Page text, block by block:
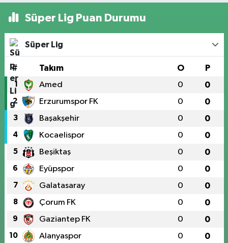
Süper Lig Puan Durumu
Süper Lig
# Takım O P
1 Amed 0 0
2 Erzurumspor FK 0 0
3 Başakşehir 0 0
4 Kocaelispor 0 0
5 Beşiktaş 0 0
6 Eyüpspor 0 0
7 Galatasaray 0 0
8 Çorum FK 0 0
9 Gaziantep FK 0 0
10 Alanyaspor 0 0